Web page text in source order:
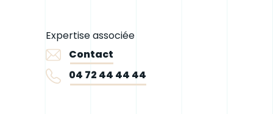
Expertise associée
Contact
04 72 44 44 44